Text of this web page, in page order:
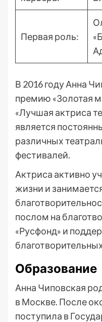
Первая роль:
В 2016 году Анна
премию «Золотая
«Лучшая актриса
является
различных
фестивалей.
Актриса активно
жизни и
послом на
«Русфонд» и
Образование
Анна Чиповская
в Москве. После
поступила в